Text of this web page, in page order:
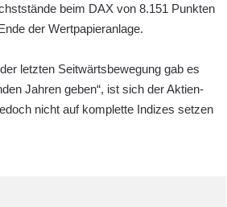
beim DAX von 8.151 Punkten
der Wertpapieranlage.
letzten Seitwärtsbewegung gab es
Jahren geben“, ist sich der Aktien-
nicht auf komplette Indizes setzen